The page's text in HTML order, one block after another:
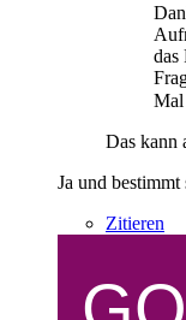
das
Mal
Das kann
Ja und
Zitieren